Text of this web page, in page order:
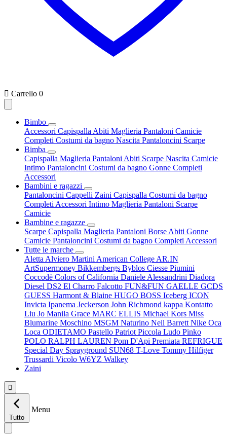
 Carrello 0
Bimbo
Accessori Capispalla Abiti Maglieria Pantaloni Camicie
Completi Costumi da bagno Nascita Pantaloncini Scarpe
Bimba
Capispalla Maglieria Pantaloni Abiti Scarpe Nascita Camicie
Intimo Pantaloncini Costumi da bagno Gonne Completi
Accessori
Bambini e ragazzi
Pantaloncini Cappelli Zaini Capispalla Costumi da bagno
Completi Accessori Intimo Maglieria Pantaloni Scarpe
Camicie
Bambine e ragazze
Scarpe Capispalla Maglieria Pantaloni Borse Abiti Gonne
Camicie Pantaloncini Costumi da bagno Completi Accessori
Tutte le marche
Aletta Alviero Martini American College AR.IN
ArtSupermoney Bikkembergs Byblos Ciesse Piumini
Coccodè Colors of California Daniele Alessandrini Diadora
Diesel DS2 El Charro Falcotto FUN&FUN GAELLE GCDS
GUESS Harmont & Blaine HUGO BOSS Iceberg ICON
Invicta Ipanema Jeckerson John Richmond kappa Kontatto
Liu Jo Manila Grace MARC ELLIS Michael Kors Miss
Blumarine Moschino MSGM Naturino Neil Barrett Nike Oca
Loca ODIETAMO Pastello Patriot Piccola Ludo Pinko
POLO RALPH LAUREN Pom D'Api Premiata REFRIGUE
Special Day Sprayground SUN68 T-Love Tommy Hilfiger
Trussardi Vicolo W6YZ Walkey
Zaini

Tutto
Menu